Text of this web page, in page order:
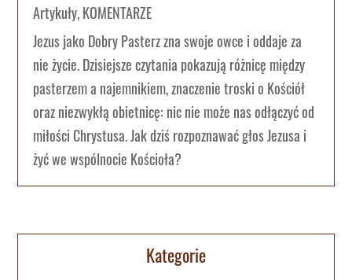
Artykuły,KOMENTARZE
Jezus jako Dobry Pasterz zna swoje owce i oddaje za
nie życie. Dzisiejsze czytania pokazują różnicę między
pasterzem a najemnikiem, znaczenie troski o Kościół
oraz niezwykłą obietnicę: nic nie może nas odłączyć od
miłości Chrystusa. Jak dziś rozpoznawać głos Jezusa i
żyć we wspólnocie Kościoła?
Kategorie